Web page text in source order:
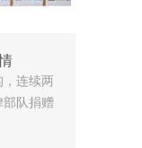
连续两
队捐赠